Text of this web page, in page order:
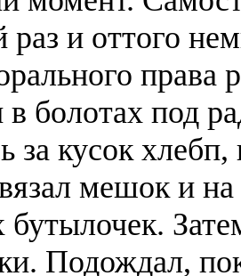
раз и оттого
права
в болотах под
за кусок
мешок и
бутылочек.
Подождал,